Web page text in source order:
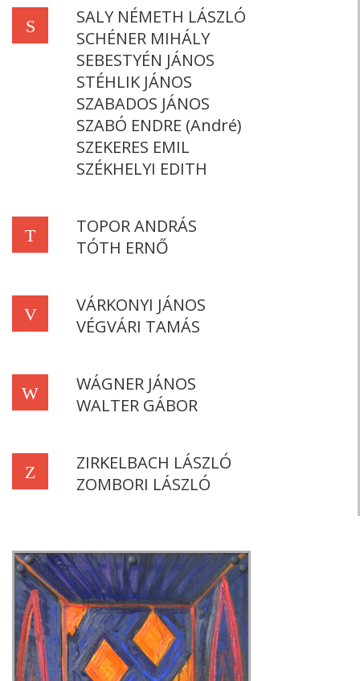
S
SALY NÉMETH LÁSZLÓ
SCHÉNER MIHÁLY
SEBESTYÉN JÁNOS
STÉHLIK JÁNOS
SZABADOS JÁNOS
SZABÓ ENDRE (André)
SZEKERES EMIL
SZÉKHELYI EDITH
T
TOPOR ANDRÁS
TÓTH ERNŐ
V
VÁRKONYI JÁNOS
VÉGVÁRI TAMÁS
W
WÁGNER JÁNOS
WALTER GÁBOR
Z
ZIRKELBACH LÁSZLÓ
ZOMBORI LÁSZLÓ